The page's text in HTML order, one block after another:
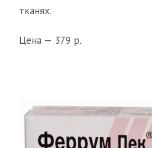
тканях.
Цена — 379 р.